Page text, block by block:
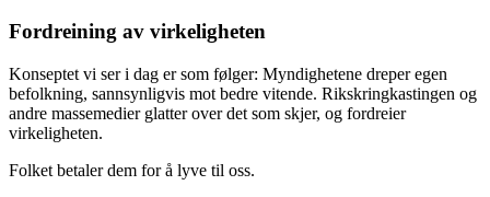
Fordreining av virkeligheten
Konseptet vi ser i dag er som følger: Myndighetene dreper egen
befolkning, sannsynligvis mot bedre vitende. Rikskringkastingen og
andre massemedier glatter over det som skjer, og fordreier
virkeligheten.
Folket betaler dem for å lyve til oss.